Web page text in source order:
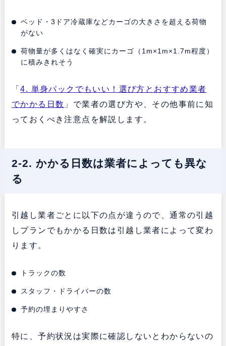
ベッド・3ドア冷蔵庫などカーゴの大きさを超える荷物
がない
荷物量が多くはなく確実にカーゴ（1m×1m×1.7m程度）
に積みきれそう
「4. 単身パックでもいい！選び方とおすすめ業者
でかかる日数 」で業者の選び方や、その他事前に知
っておくべき注意点を解説します。
2-2. かかる日数は業者によっても異な
る
引越し業者ごとに以下の点が違うので、通常の引越
しプランでもかかる日数は引越し業者によって変わ
ります。
トラックの数
スタッフ・ドライバーの数
予約の埋まりやすさ
特に、予約状況は実際に確認しないとわからないの